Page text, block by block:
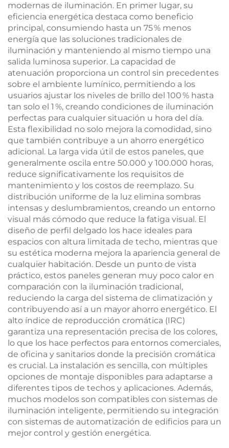
modernas de iluminación. En primer lugar, su
eficiencia energética destaca como beneficio
principal, consumiendo hasta un 75 % menos
energía que las soluciones tradicionales de
iluminación y manteniendo al mismo tiempo una
salida luminosa superior. La capacidad de
atenuación proporciona un control sin precedentes
sobre el ambiente lumínico, permitiendo a los
usuarios ajustar los niveles de brillo del 100 % hasta
tan solo el 1 %, creando condiciones de iluminación
perfectas para cualquier situación u hora del día.
Esta flexibilidad no solo mejora la comodidad, sino
que también contribuye a un ahorro energético
adicional. La larga vida útil de estos paneles, que
generalmente oscila entre 50.000 y 100.000 horas,
reduce significativamente los requisitos de
mantenimiento y los costos de reemplazo. Su
distribución uniforme de la luz elimina sombras
intensas y deslumbramientos, creando un entorno
visual más cómodo que reduce la fatiga visual. El
diseño de perfil delgado los hace ideales para
espacios con altura limitada de techo, mientras que
su estética moderna mejora la apariencia general de
cualquier habitación. Desde un punto de vista
práctico, estos paneles generan muy poco calor en
comparación con la iluminación tradicional,
reduciendo la carga del sistema de climatización y
contribuyendo así a un mayor ahorro energético. El
alto índice de reproducción cromática (IRC)
garantiza una representación precisa de los colores,
lo que los hace perfectos para entornos comerciales,
de oficina y sanitarios donde la precisión cromática
es crucial. La instalación es sencilla, con múltiples
opciones de montaje disponibles para adaptarse a
diferentes tipos de techos y aplicaciones. Además,
muchos modelos son compatibles con sistemas de
iluminación inteligente, permitiendo su integración
con sistemas de automatización de edificios para un
mejor control y gestión energética.